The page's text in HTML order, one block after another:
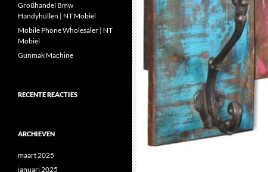
Großhandel Bmw
Handyhüllen | NT Mobiel
Mobile Phone Wholesaler | NT
Mobiel
Gunmak Machine
RECENTE REACTIES
ARCHIEVEN
maart 2025
januari 2025